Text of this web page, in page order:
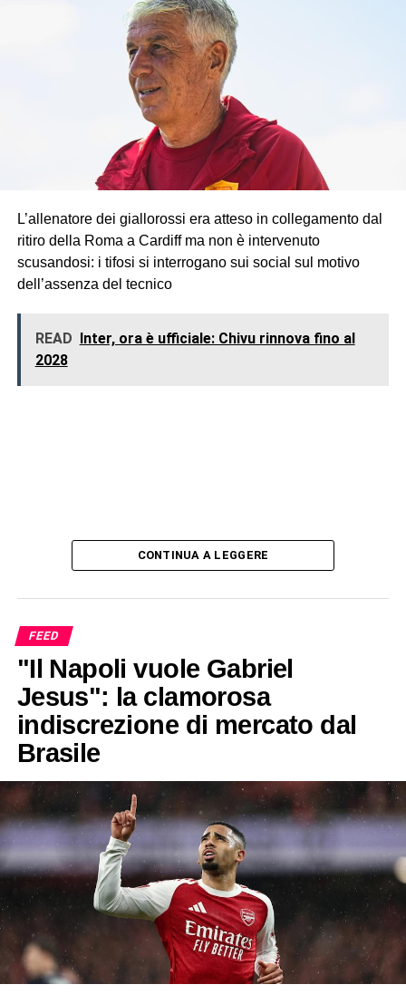
L’allenatore dei giallorossi era atteso in collegamento dal
ritiro della Roma a Cardiff ma non è intervenuto
scusandosi: i tifosi si interrogano sui social sul motivo
dell’assenza del tecnico
READ Inter, ora è ufficiale: Chivu rinnova fino al
2028
CONTINUA A LEGGERE
FEED
"Il Napoli vuole Gabriel
Jesus": la clamorosa
indiscrezione di mercato dal
Brasile